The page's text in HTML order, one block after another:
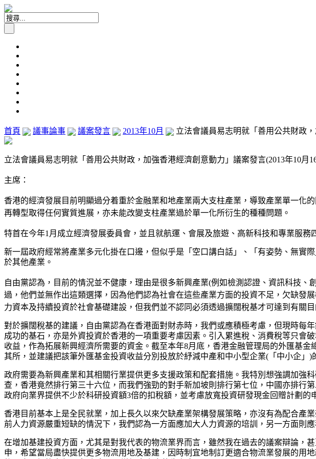
首頁 議事論事 議案發言 2013年10月 立法會議員易志明就「善用公共財政
立法會議員易志明就「善用公共財政，加強香港經濟創意動力」議案發言(2013年10月
主席：
香港的經濟發展目前明顯過分着重於金融業和地產業兩大支柱產業，導致產業單一化
再轉型取得任何實質進展，亦未能改變支柱產業過於單一化所衍生的種種問題。
特首在今年1月成立經濟發展委員會，並且就航運、會展及旅遊、高新科技和專業服務
新一屆政府經常將產業多元化掛在口邊，但似乎是「空口講白話」、「有姿勢、無實
於其他產業。
自由黨認為，目前的情況並不健康，理由是很多新興產業(例如檢測認證、資訊科技
過，他們並無作出這類選擇，因為他們認為社會在這些產業方面的投資不足，欠缺發
力資本及持續投資於社會基礎建設，但我們並不認同必須透過擴闊稅基才可達到有關目
對於擴闊稅基的建議，自由黨認為在香港面對財赤時，我們或應積極考慮，但現時每
成功的基石，亦是外資投資於香港的一項重要考慮因素。引入累進稅、消費稅等只會
收益，作為拓展新興經濟所需要的資金。截至本年8月底，香港金融管理局的外匯基
其所，並建議把該筆外匯基金投資收益分別投放於紓減中產和中小型企業(「中小企」
政府需要為新興產業和其相關行業提供更多支援政策和配套措施。我特別想強調加強
查，香港竟然排行第三十六位，而我們強勁的對手新加坡則排行第七位，中國亦排行
政府向業界提供不少於科研投資額3倍的扣稅額，並考慮放寬投資研發現金回贈計劃
香港目前基本上是全民就業，加上長久以來欠缺產業架構發展策略，亦沒有為配合產
前人力資源嚴重短缺的情況下，我們認為一方面應加大人力資源的培訓，另一方面則
在增加基建投資方面，尤其是對我代表的物流業界而言，雖然我在過去的議案辯論，
申，希望當局盡快提供更多物流用地及基建，因時制宜地制訂更適合物流業發展的用